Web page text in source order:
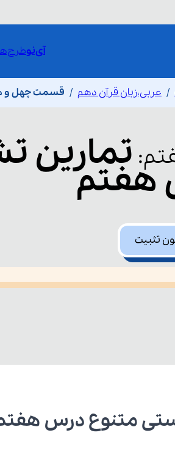
آی‌نو
عربی،زبان قرآن دهم قسمت چهل و
: تمارین
هفتم
تثبیت
متنوع درس